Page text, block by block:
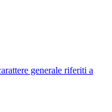
generale riferiti a